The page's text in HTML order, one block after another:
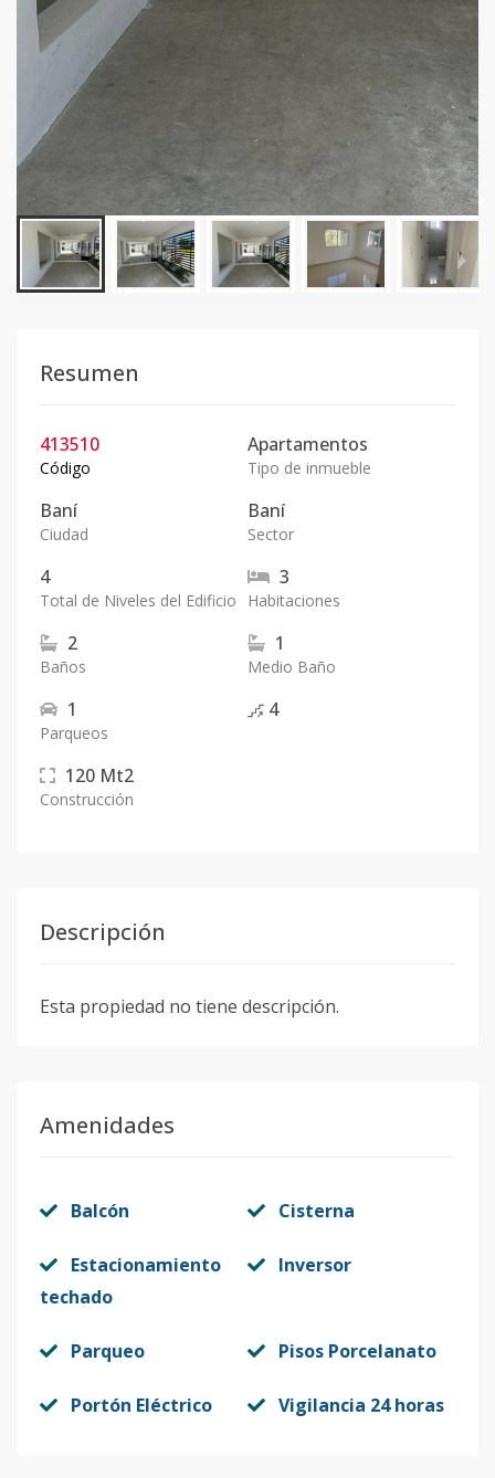
Resumen
413510
Código
Apartamentos
Tipo de inmueble
Baní
Ciudad
Baní
Sector
4
Total de Niveles del Edificio
3
Habitaciones
2
Baños
1
Medio Baño
1
Parqueos
4
120 Mt2
Construcción
Descripción
Esta propiedad no tiene descripción.
Amenidades
Balcón Cisterna
Estacionamiento
techado
Inversor
Parqueo Pisos Porcelanato
Portón Eléctrico Vigilancia 24 horas